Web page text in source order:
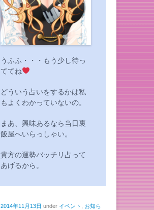
うふふ・・・もう少し待っ
ててね
どういう占いをするかは私
もよくわかっていないの。
まあ、興味あるなら当日裏
飯屋へいらっしゃい。
貴方の運勢バッチリ占って
あげるから。
2014年11月13日 under イベント
お知ら